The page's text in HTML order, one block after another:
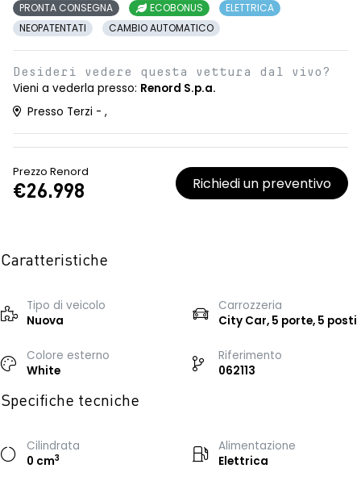
PRONTA CONSEGNA ECOBONUS
ELETTRICA
NEOPATENTATI
CAMBIO AUTOMATICO
Desideri vedere questa vettura dal vivo?
Vieni a vederla presso: Renord S.p.a.
Presso Terzi - ,
Prezzo Renord
€26.998 Richiedi un preventivo
Caratteristiche
Tipo di veicolo
Nuova
Carrozzeria
City Car, 5 porte, 5 posti
Colore esterno
White
Riferimento
062113
Specifiche tecniche
Cilindrata
0 cm3
Alimentazione
Elettrica